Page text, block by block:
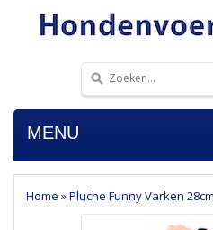
MENU
Home »Pluche Funny Varken 28cm